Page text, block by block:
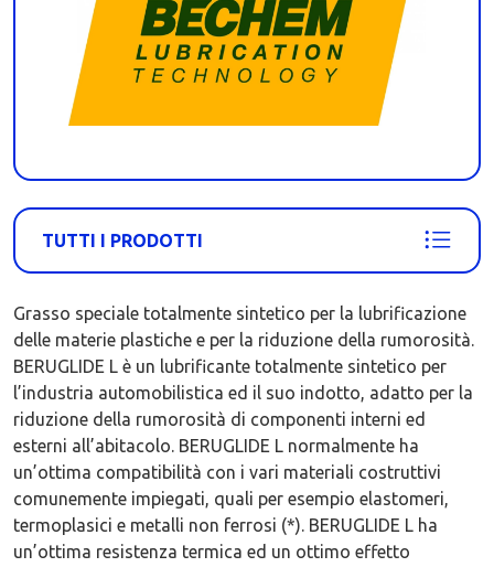
TUTTI I PRODOTTI
Grasso speciale totalmente sintetico per la lubrificazione
delle materie plastiche e per la riduzione della rumorosità.
BERUGLIDE L è un lubrificante totalmente sintetico per
l’industria automobilistica ed il suo indotto, adatto per la
riduzione della rumorosità di componenti interni ed
esterni all’abitacolo. BERUGLIDE L normalmente ha
un’ottima compatibilità con i vari materiali costruttivi
comunemente impiegati, quali per esempio elastomeri,
termoplasici e metalli non ferrosi (*). BERUGLIDE L ha
un’ottima resistenza termica ed un ottimo effetto